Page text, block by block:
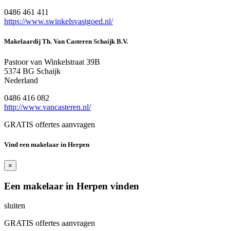
0486 461 411
https://www.swinkelsvastgoed.nl/
Makelaardij Th. Van Casteren Schaijk B.V.
Pastoor van Winkelstraat 39B
5374 BG Schaijk
Nederland
0486 416 082
http://www.vancasteren.nl/
GRATIS offertes aanvragen
Vind een makelaar in Herpen
×
Een makelaar in Herpen vinden
sluiten
GRATIS offertes aanvragen